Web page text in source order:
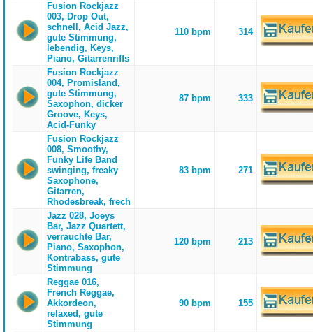
Fusion Rockjazz
003, Drop Out,
schnell, Acid Jazz,
gute Stimmung,
lebendig, Keys,
Piano, Gitarrenriffs
110 bpm 314
Fusion Rockjazz
004, Promisland,
gute Stimmung,
Saxophon, dicker
Groove, Keys,
Acid-Funky
87 bpm 333
Fusion Rockjazz
008, Smoothy,
Funky Life Band
swinging, freaky
Saxophone,
Gitarren,
Rhodesbreak, frech
83 bpm 271
Jazz 028, Joeys
Bar, Jazz Quartett,
verrauchte Bar,
Piano, Saxophon,
Kontrabass, gute
Stimmung
120 bpm 213
Reggae 016,
French Reggae,
Akkordeon,
relaxed, gute
Stimmung
90 bpm 155